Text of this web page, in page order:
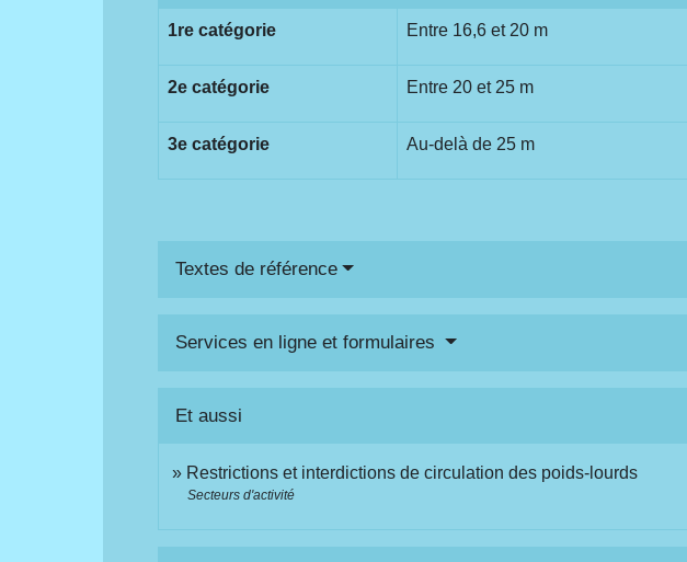
1re catégorie Entre 16,6 et 20 m
2e catégorie Entre 20 et 25 m
3e catégorie Au-delà de 25 m
Textes de référence
Services en ligne et formulaires
Et aussi
Restrictions et interdictions de circulation des poids-lourds
Secteurs d'activité